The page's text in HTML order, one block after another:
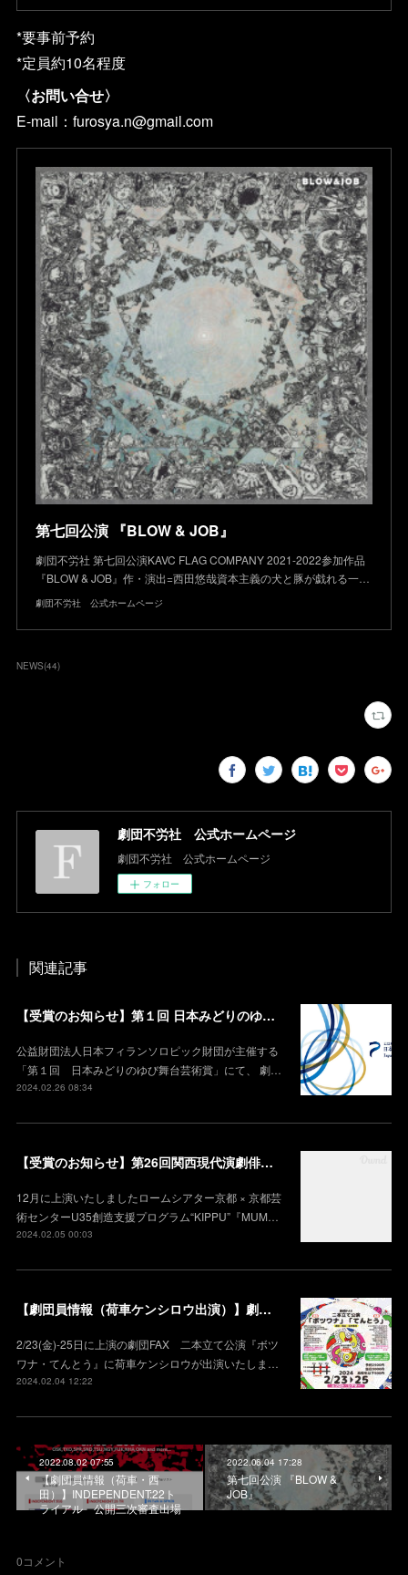
*要事前予約
*定員約10名程度
〈お問い合せ〉
E-mail：furosya.n@gmail.com
第七回公演 『BLOW & JOB』
劇団不労社 第七回公演KAVC FLAG COMPANY 2021-2022参加作品
『BLOW & JOB』作・演出=西田悠哉資本主義の犬と豚が戯れる一…
劇団不労社 公式ホームページ
NEWS(44)
劇団不労社 公式ホームページ
劇団不労社 公式ホームページ
フォロー
関連記事
【受賞のお知らせ】第１回 日本みどりのゆび舞台芸術賞 HOPE賞
公益財団法人日本フィランソロピック財団が主催する
「第１回 日本みどりのゆび舞台芸術賞」にて、 劇…
2024.02.26 08:34
【受賞のお知らせ】第26回関西現代演劇俳優賞 奨励賞 受賞（荷車）
12月に上演いたしましたロームシアター京都 × 京都芸
術センターU35創造⽀援プログラム“KIPPU”『MUM…
2024.02.05 00:03
【劇団員情報（荷車ケンシロウ出演）】劇団FAX 二本立て公演 『ボツワナ・てんとう』
2/23(金)-25日に上演の劇団FAX 二本立て公演『ボツ
ワナ・てんとう』に荷車ケンシロウが出演いたしま…
2024.02.04 12:22
2022.08.02 07:55
【劇団員情報（荷車・西
田）】INDEPENDENT:22ト
ライアル 公開三次審査出場
2022.06.04 17:28
第七回公演 『BLOW &
JOB』
0コメント